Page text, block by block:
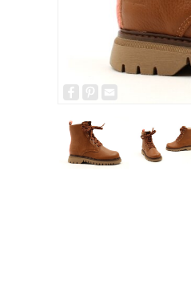
Facebook
Pinterest